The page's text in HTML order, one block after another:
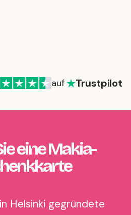
auf Trustpilot
eine Makia-
Helsinki gegründete